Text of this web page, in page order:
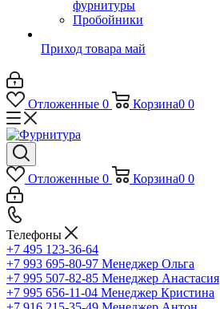
фурнитуры
Пробойники
Приход товара май
Отложенные 0 Корзина0 0
Отложенные 0 Корзина0 0
Телефоны
+7 495 123-36-64
+7 993 695-80-97 Менеджер Ольга
+7 995 507-82-85 Менеджер Анастасия
+7 995 656-11-04 Менеджер Кристина